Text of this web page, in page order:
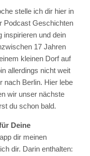
stelle ich dir hier in
Podcast Geschichten
inspirieren und dein
17 Jahren
kleinen Dorf auf
allerdings nicht weit
nach Berlin. Hier lebe
wir unser nächste
du schon bald.
Deine
dir meinen
dir. Darin enthalten: